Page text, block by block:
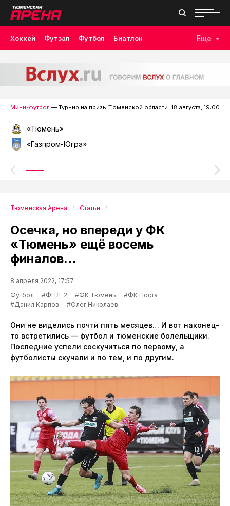
Хоккей Футзал Футбол Биатлон Еще
Мини-футбол — Турнир на призы Тюменской области 18 августа, 19:00
«Тюмень»
«Газпром-Югра»
Тюменская Арена Статьи
Осечка, но впереди у ФК
«Тюмень» ещё восемь
финалов…
8 апреля 2022, 17:57
Футбол
#ФНЛ-2 #ФК Тюмень
#ФК Носта
#Данил Карпов
#Олег Николаев
Они не виделись почти пять месяцев… И вот наконец-
то встретились — футбол и тюменские болельщики.
Последние успели соскучиться по первому, а
футболисты скучали и по тем, и по другим.